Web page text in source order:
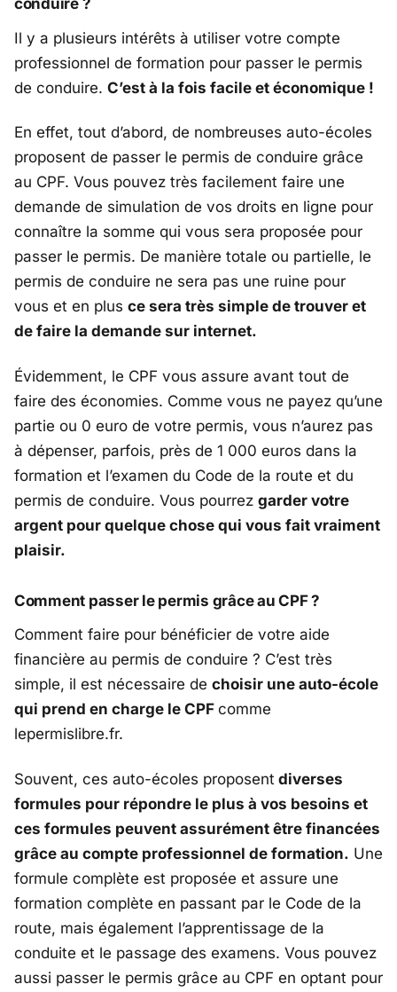
conduire ?
Il y a plusieurs intérêts à utiliser votre compte
professionnel de formation pour passer le permis
de conduire. C’est à la fois facile et économique !
En effet, tout d’abord, de nombreuses auto-écoles
proposent de passer le permis de conduire grâce
au CPF. Vous pouvez très facilement faire une
demande de simulation de vos droits en ligne pour
connaître la somme qui vous sera proposée pour
passer le permis. De manière totale ou partielle, le
permis de conduire ne sera pas une ruine pour
vous et en plus ce sera très simple de trouver et
de faire la demande sur internet.
Évidemment, le CPF vous assure avant tout de
faire des économies. Comme vous ne payez qu’une
partie ou 0 euro de votre permis, vous n’aurez pas
à dépenser, parfois, près de 1 000 euros dans la
formation et l’examen du Code de la route et du
permis de conduire. Vous pourrez garder votre
argent pour quelque chose qui vous fait vraiment
plaisir.
Comment passer le permis grâce au CPF ?
Comment faire pour bénéficier de votre aide
financière au permis de conduire ? C’est très
simple, il est nécessaire de choisir une auto-école
qui prend en charge le CPF comme
lepermislibre.fr.
Souvent, ces auto-écoles proposent diverses
formules pour répondre le plus à vos besoins et
ces formules peuvent assurément être financées
grâce au compte professionnel de formation. Une
formule complète est proposée et assure une
formation complète en passant par le Code de la
route, mais également l’apprentissage de la
conduite et le passage des examens. Vous pouvez
aussi passer le permis grâce au CPF en optant pour